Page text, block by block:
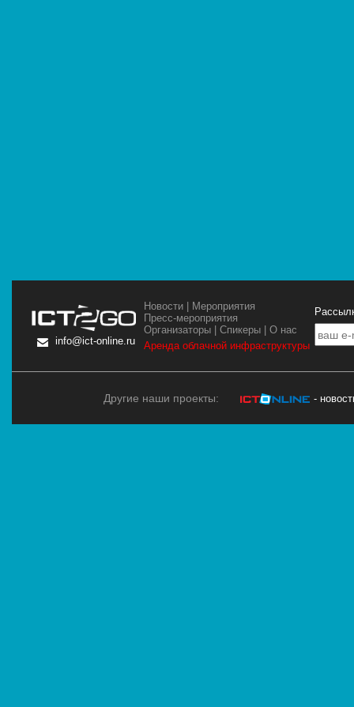
info@ict-online.ru
Новости
Мероприятия
Пресс-мероприятия
Организаторы |Спикеры |О нас
Аренда облачной инфраструктуры
Другие наши проекты: -